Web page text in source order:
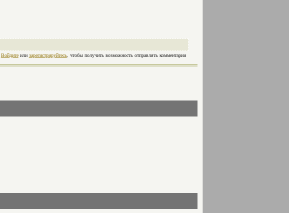
Войдитеили зарегистрируйтесь, чтобы получить возможность отправлять комментарии